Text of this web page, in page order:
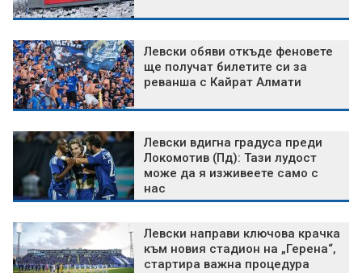
Левски обяви откъде феновете
ще получат билетите си за
реванша с Кайрат Алмати
Левски вдигна градуса преди
Локомотив (Пд): Тази лудост
може да я изживеете само с
нас
Левски направи ключова крачка
към новия стадион на „Герена“,
стартира важна процедура